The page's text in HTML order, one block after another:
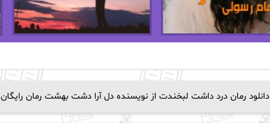
دانلود رمان درد داشت لبخندت از نویسنده دل آرا دشت بهشت رمان رایگان